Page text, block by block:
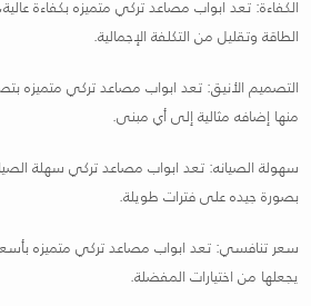
الكفاءة: تعد ابواب مصاعد تركي متميزه بكفاءة
الطاقة وتقليل من التكلفة الإجمالية.
التصميم الأنيق: تعد ابواب مصاعد تركي متميزه
منها إضافه مثالية إلى أي مبنى.
سهولة الصيانه: تعد ابواب مصاعد تركي سهلة
بصورة جيده على فترات طويلة.
سعر تنافسي: تعد ابواب مصاعد تركي متميزه
يجعلها من اختيارات المفضلة.